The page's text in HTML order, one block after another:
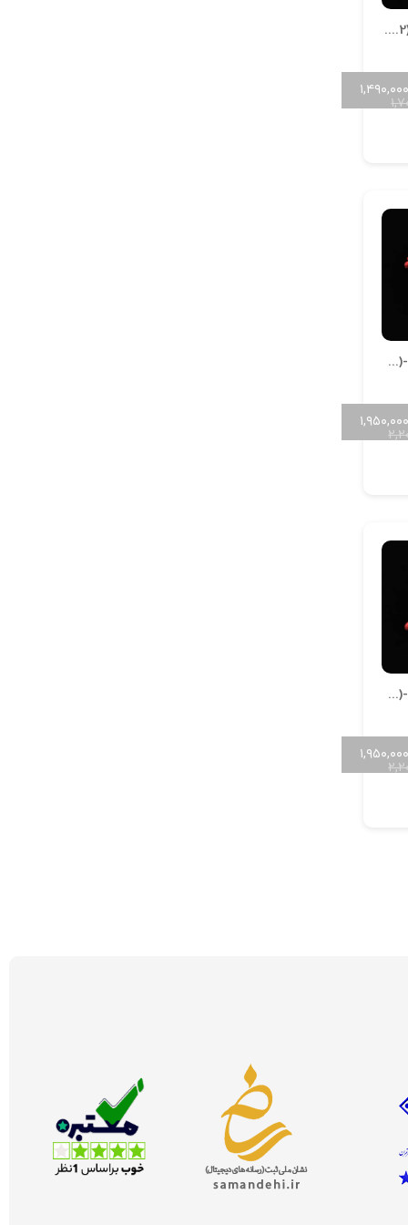
آویز دریایی کد A-Daryaei (1.2)-11
۱,۴۹۰,۰۰۰
آویز دریایی کد A-Daryaei (1.2)-07
۱,۹۵۰,۰۰۰
آویز دریایی کد A-Daryaei (1.2)-03
۱,۹۵۰,۰۰۰